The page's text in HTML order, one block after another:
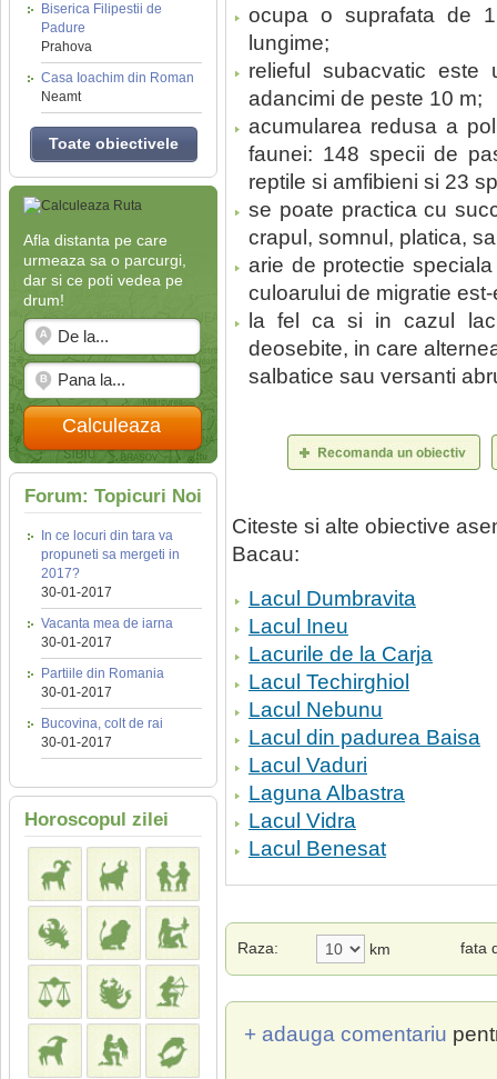
Biserica Filipestii de
Padure
Prahova
Casa Ioachim din Roman
Neamt
Toate obiectivele
Afla distanta pe care
urmeaza sa o parcurgi,
dar si ce poti vedea pe
drum!
Calculeaza
Forum: Topicuri Noi
In ce locuri din tara va
propuneti sa mergeti in
2017?
30-01-2017
Vacanta mea de iarna
30-01-2017
Partiile din Romania
30-01-2017
Bucovina, colt de rai
30-01-2017
Horoscopul zilei
ocupa o suprafata de
lungime;
relieful subacvatic
adancimi de peste 10 m;
acumularea redusa a
faunei: 148 specii de
reptile si amfibieni si 23
se poate practica cu
crapul, somnul, platica,
arie de protectie
culoarului de migratie
la fel ca si in cazul
deosebite, in care
salbatice sau versanti
Citeste si alte obiective
Bacau:
Lacul Dumbravita
Lacul Ineu
Lacurile de la Carja
Lacul Techirghiol
Lacul Nebunu
Lacul din padurea Baisa
Lacul Vaduri
Laguna Albastra
Lacul Vidra
Lacul Benesat
Raza: km fata
+ adauga comentariu